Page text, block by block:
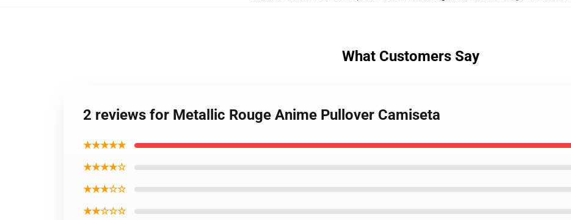
What Customers Say
2 reviews for Metallic Rouge Anime Pullover Camiseta
★★★★★
★★★★☆
★★★☆☆
★★☆☆☆